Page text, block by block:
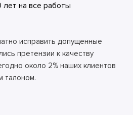
лет на все работы
исправить допущенные
претензии к качеству
около 2% наших клиентов
талоном.